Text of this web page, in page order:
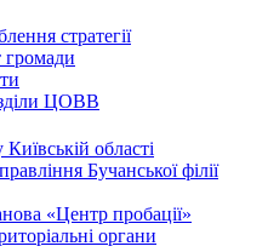
стратегії
громади
ЦОВВ
області
Бучанської філії
«Центр пробації»
органи